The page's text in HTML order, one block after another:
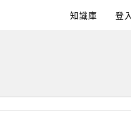
知識庫 登入